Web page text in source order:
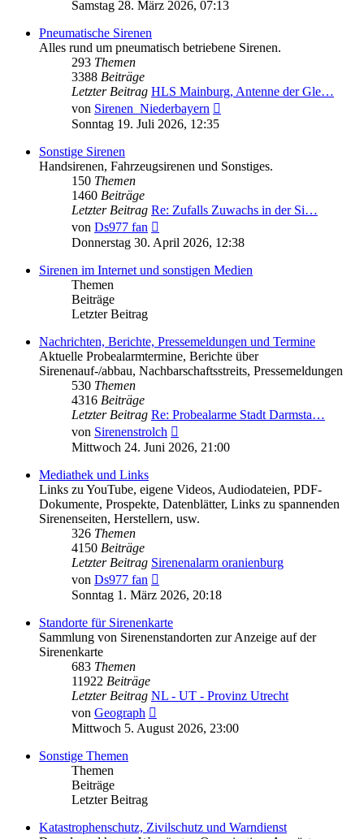
Samstag 28. März 2026, 07:13
Pneumatische Sirenen
Alles rund um pneumatisch betriebene Sirenen.
293 Themen
3388 Beiträge
Letzter Beitrag HLS Mainburg, Antenne der Gle…
von Sirenen_Niederbayern
Sonntag 19. Juli 2026, 12:35
Sonstige Sirenen
Handsirenen, Fahrzeugsirenen und Sonstiges.
150 Themen
1460 Beiträge
Letzter Beitrag Re: Zufalls Zuwachs in der Si…
von Ds977 fan
Beitrag
Donnerstag 30. April 2026, 12:38
Sirenen im Internet und sonstigen Medien
Themen
Beiträge
Letzter Beitrag
Nachrichten, Berichte, Pressemeldungen und Termine
Aktuelle Probealarmtermine, Berichte über
Sirenenauf-/abbau, Nachbarschaftsstreits, Pressemeldungen
530 Themen
4316 Beiträge
Letzter Beitrag Re: Probealarme Stadt Darmsta…
von Sirenenstrolch
Beitrag
Mittwoch 24. Juni 2026, 21:00
Mediathek und Links
Links zu YouTube, eigene Videos, Audiodateien, PDF-
Dokumente, Prospekte, Datenblätter, Links zu spannenden
Sirenenseiten, Herstellern, usw.
326 Themen
4150 Beiträge
Letzter Beitrag Sirenenalarm oranienburg
von Ds977 fan
Beitrag
Sonntag 1. März 2026, 20:18
Standorte für Sirenenkarte
Sammlung von Sirenenstandorten zur Anzeige auf der
Sirenenkarte
683 Themen
11922 Beiträge
Letzter Beitrag NL - UT - Provinz Utrecht
von Geograph
Beitrag
Mittwoch 5. August 2026, 23:00
Sonstige Themen
Themen
Beiträge
Letzter Beitrag
Katastrophenschutz, Zivilschutz und Warndienst